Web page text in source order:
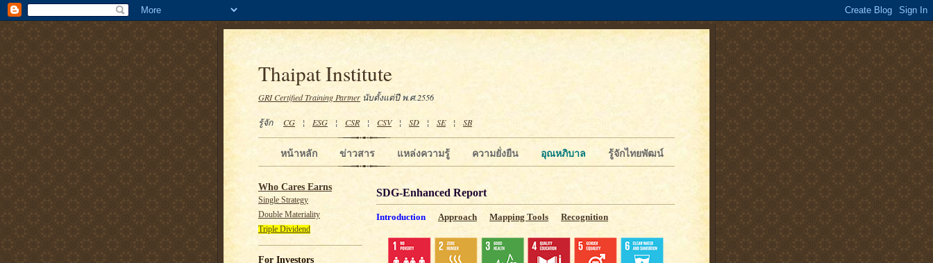
Thaipat Institute
GRI Certified Training Partner นับตั้งแต่ปี พ.ศ.2556
รู้จัก CG ¦ ESG ¦ CSR¦ CSV¦ SD ¦ SE¦ SB
รู้จักไทยพัฒน์
อุณหภิบาล
ความยั่งยืน
แหล่งความรู้
ข่าวสาร
หน้าหลัก
Who Cares Earns
Single Strategy
Double Materiality
Triple Dividend
For Investors
SDG-Enhanced Report
Introduction Approach Mapping Tools Recognition